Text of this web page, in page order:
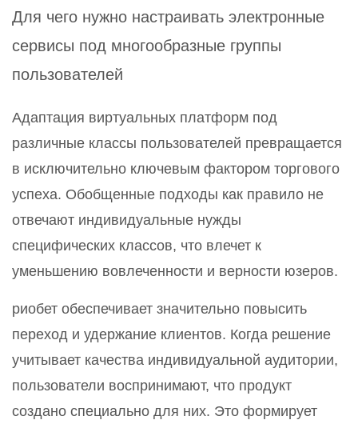
Для чего нужно настраивать электронные
сервисы под многообразные группы
пользователей
Адаптация виртуальных платформ под
различные классы пользователей превращается
в исключительно ключевым фактором торгового
успеха. Обобщенные подходы как правило не
отвечают индивидуальные нужды
специфических классов, что влечет к
уменьшению вовлеченности и верности юзеров.
риобет обеспечивает значительно повысить
переход и удержание клиентов. Когда решение
учитывает качества индивидуальной аудитории,
пользователи воспринимают, что продукт
создано специально для них. Это формирует